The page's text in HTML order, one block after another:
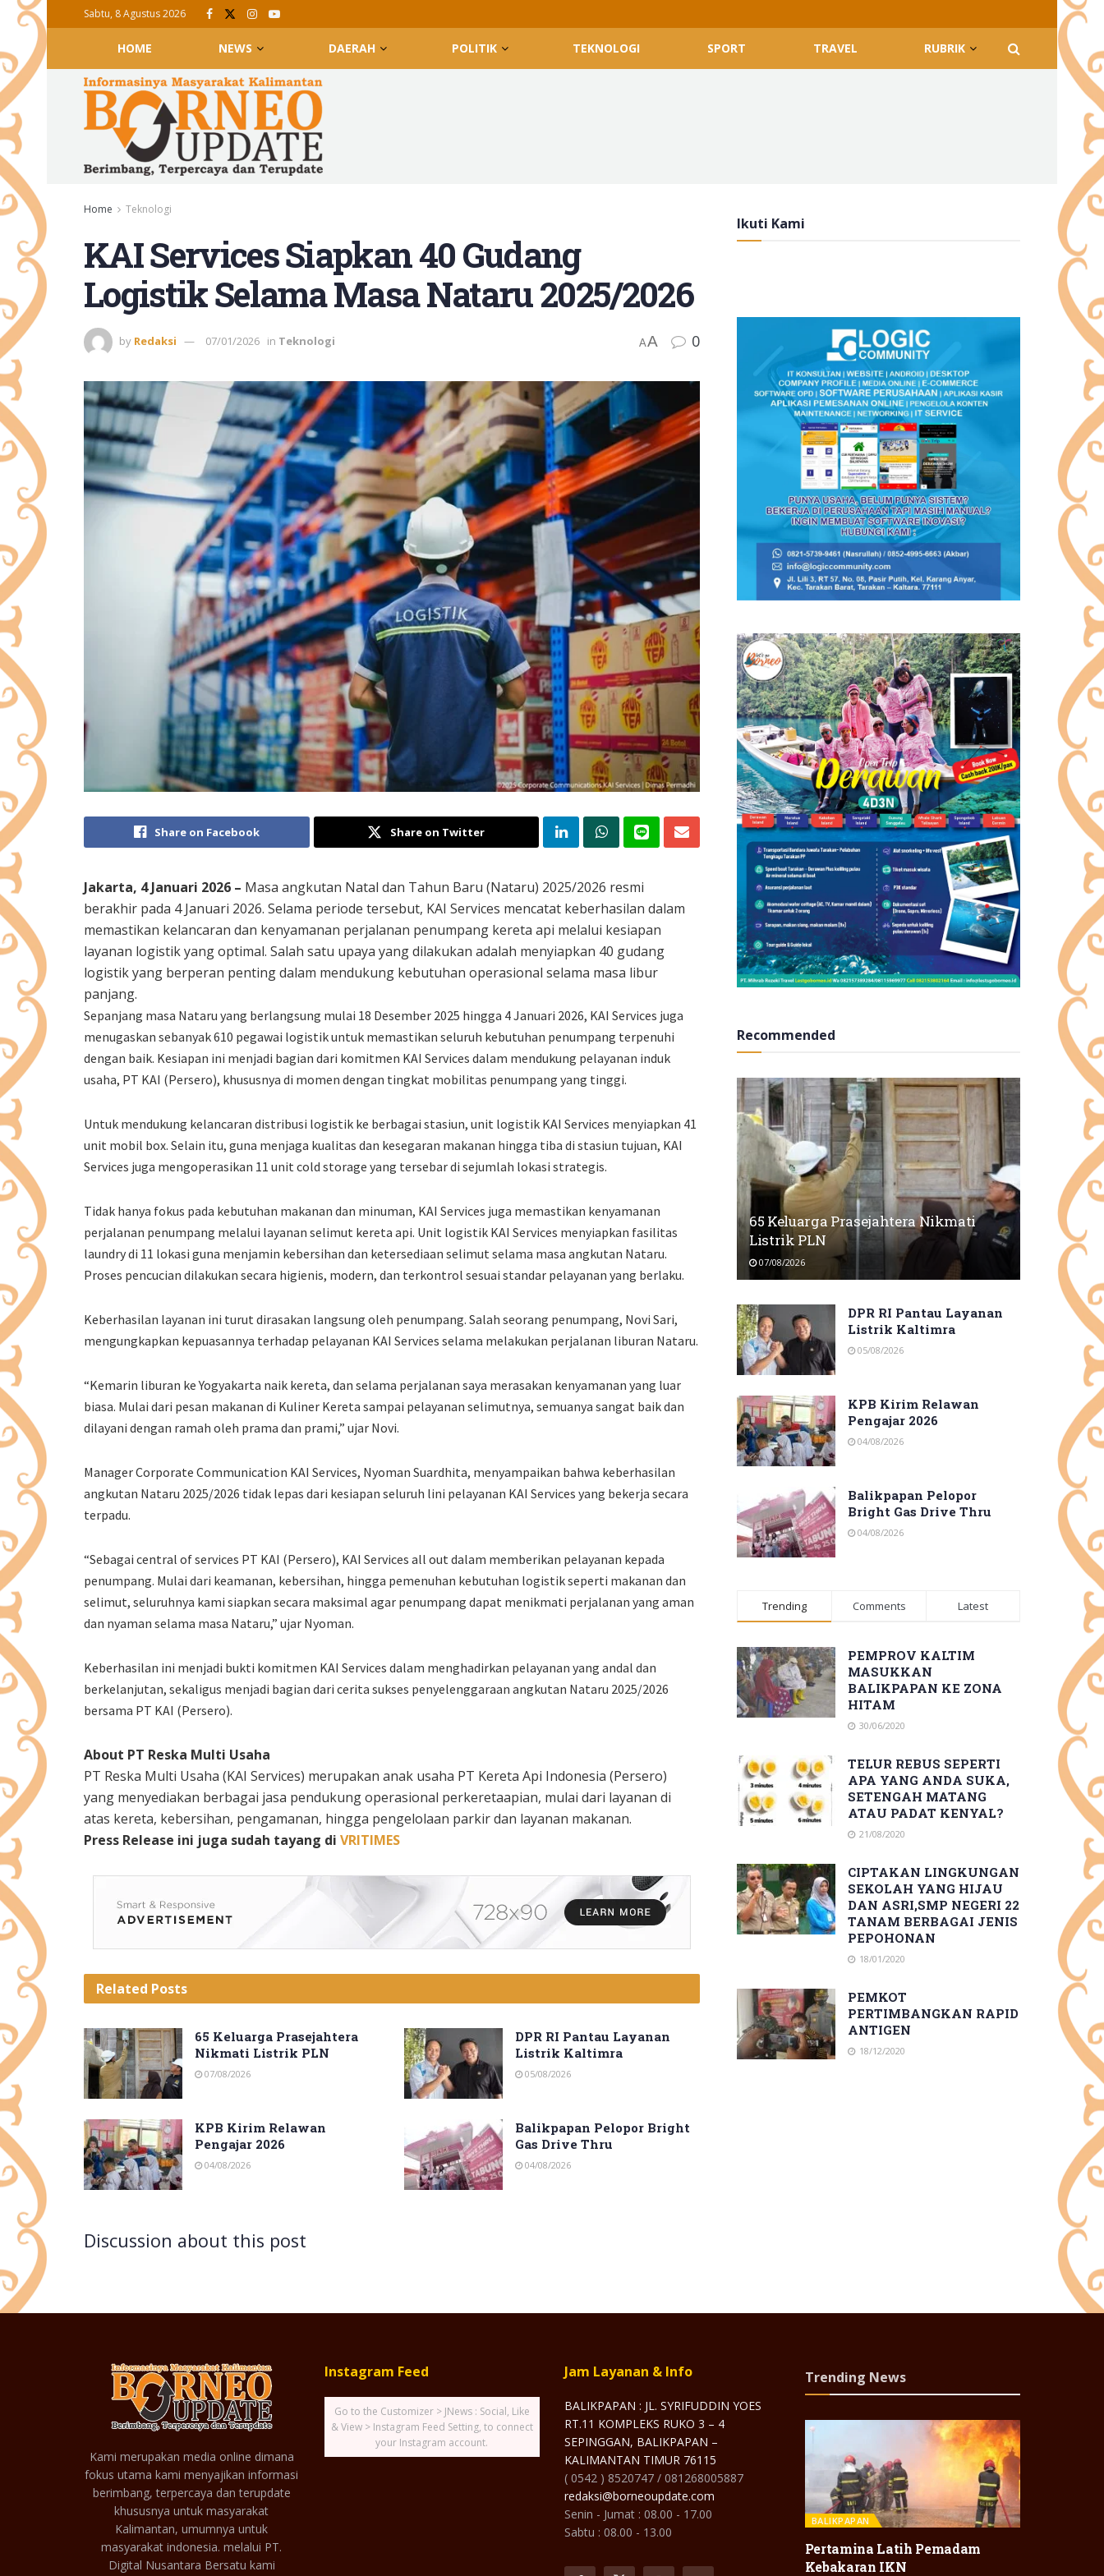
Sabtu, 8 Agustus 2026
HOME NEWS DAERAH POLITIK TEKNOLOGI SPORT TRAVEL RUBRIK
Home Teknologi
KAI Services Siapkan 40 Gudang
Logistik Selama Masa Nataru 2025/2026
by Redaksi 07/01/2026 in Teknologi AA 0
Share on Facebook Share on Twitter
Jakarta, 4 Januari 2026 – Masa angkutan Natal dan Tahun Baru (Nataru) 2025/2026 resmi
berakhir pada 4 Januari 2026. Selama periode tersebut, KAI Services mencatat keberhasilan dalam
memastikan kelancaran dan kenyamanan perjalanan penumpang kereta api melalui kesiapan
layanan logistik yang optimal. Salah satu upaya yang dilakukan adalah menyiapkan 40 gudang
logistik yang berperan penting dalam mendukung kebutuhan operasional selama masa libur
panjang.
Sepanjang masa Nataru yang berlangsung mulai 18 Desember 2025 hingga 4 Januari 2026, KAI Services juga
menugaskan sebanyak 610 pegawai logistik untuk memastikan seluruh kebutuhan penumpang terpenuhi
dengan baik. Kesiapan ini menjadi bagian dari komitmen KAI Services dalam mendukung pelayanan induk
usaha, PT KAI (Persero), khususnya di momen dengan tingkat mobilitas penumpang yang tinggi.
Untuk mendukung kelancaran distribusi logistik ke berbagai stasiun, unit logistik KAI Services menyiapkan 41
unit mobil box. Selain itu, guna menjaga kualitas dan kesegaran makanan hingga tiba di stasiun tujuan, KAI
Services juga mengoperasikan 11 unit cold storage yang tersebar di sejumlah lokasi strategis.
Tidak hanya fokus pada kebutuhan makanan dan minuman, KAI Services juga memastikan kenyamanan
perjalanan penumpang melalui layanan selimut kereta api. Unit logistik KAI Services menyiapkan fasilitas
laundry di 11 lokasi guna menjamin kebersihan dan ketersediaan selimut selama masa angkutan Nataru.
Proses pencucian dilakukan secara higienis, modern, dan terkontrol sesuai standar pelayanan yang berlaku.
Keberhasilan layanan ini turut dirasakan langsung oleh penumpang. Salah seorang penumpang, Novi Sari,
mengungkapkan kepuasannya terhadap pelayanan KAI Services selama melakukan perjalanan liburan Nataru.
“Kemarin liburan ke Yogyakarta naik kereta, dan selama perjalanan saya merasakan kenyamanan yang luar
biasa. Mulai dari pesan makanan di Kuliner Kereta sampai pelayanan selimutnya, semuanya sangat baik dan
dilayani dengan ramah oleh prama dan prami,” ujar Novi.
Manager Corporate Communication KAI Services, Nyoman Suardhita, menyampaikan bahwa keberhasilan
angkutan Nataru 2025/2026 tidak lepas dari kesiapan seluruh lini pelayanan KAI Services yang bekerja secara
terpadu.
“Sebagai central of services PT KAI (Persero), KAI Services all out dalam memberikan pelayanan kepada
penumpang. Mulai dari keamanan, kebersihan, hingga pemenuhan kebutuhan logistik seperti makanan dan
selimut, seluruhnya kami siapkan secara maksimal agar penumpang dapat menikmati perjalanan yang aman
dan nyaman selama masa Nataru,” ujar Nyoman.
Keberhasilan ini menjadi bukti komitmen KAI Services dalam menghadirkan pelayanan yang andal dan
berkelanjutan, sekaligus menjadi bagian dari cerita sukses penyelenggaraan angkutan Nataru 2025/2026
bersama PT KAI (Persero).
About PT Reska Multi Usaha
PT Reska Multi Usaha (KAI Services) merupakan anak usaha PT Kereta Api Indonesia (Persero)
yang menyediakan berbagai jasa pendukung operasional perkeretaapian, mulai dari layanan di
atas kereta, kebersihan, pengamanan, hingga pengelolaan parkir dan layanan makanan.
Press Release ini juga sudah tayang di VRITIMES
Related Posts
65 Keluarga Prasejahtera
Nikmati Listrik PLN
07/08/2026
DPR RI Pantau Layanan
Listrik Kaltimra
05/08/2026
KPB Kirim Relawan
Pengajar 2026
04/08/2026
Balikpapan Pelopor Bright
Gas Drive Thru
04/08/2026
Discussion about this post
Ikuti Kami
Recommended
65 Keluarga Prasejahtera Nikmati
Listrik PLN
07/08/2026
DPR RI Pantau Layanan
Listrik Kaltimra
05/08/2026
KPB Kirim Relawan
Pengajar 2026
04/08/2026
Balikpapan Pelopor
Bright Gas Drive Thru
04/08/2026
Trending Comments Latest
PEMPROV KALTIM
MASUKKAN
BALIKPAPAN KE ZONA
HITAM
30/06/2020
TELUR REBUS SEPERTI
APA YANG ANDA SUKA,
SETENGAH MATANG
ATAU PADAT KENYAL?
21/08/2020
CIPTAKAN LINGKUNGAN
SEKOLAH YANG HIJAU
DAN ASRI,SMP NEGERI 22
TANAM BERBAGAI JENIS
PEPOHONAN
18/01/2020
PEMKOT
PERTIMBANGKAN RAPID
ANTIGEN
18/12/2020
Kami merupakan media online dimana
fokus utama kami menyajikan informasi
berimbang, terpercaya dan terupdate
khususnya untuk masyarakat
Kalimantan, umumnya untuk
masyarakat indonesia. melalui PT.
Digital Nusantara Bersatu kami
Instagram Feed
Go to the Customizer > JNews : Social, Like
& View > Instagram Feed Setting, to connect
your Instagram account.
Jam Layanan & Info
BALIKPAPAN : JL. SYRIFUDDIN YOES
RT.11 KOMPLEKS RUKO 3 – 4
SEPINGGAN, BALIKPAPAN –
KALIMANTAN TIMUR 76115
( 0542 ) 8520747 / 081268005887
redaksi@borneoupdate.com
Senin - Jumat : 08.00 - 17.00
Sabtu : 08.00 - 13.00
Trending News
BALIKPAPAN
Pertamina Latih Pemadam
Kebakaran IKN